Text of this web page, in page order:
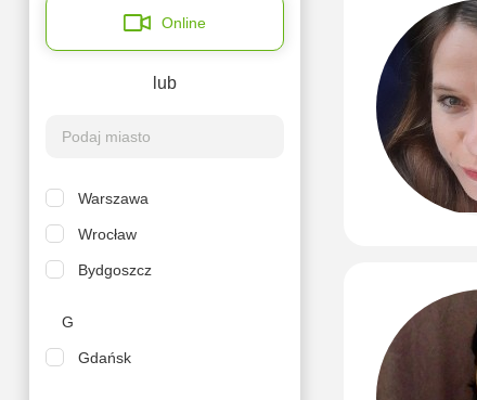
Online
lub
Warszawa
Wrocław
Bydgoszcz
G
Gdańsk